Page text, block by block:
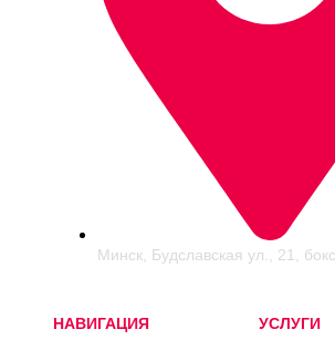
Минск, Будславская ул., 21,
НАВИГАЦИЯ УСЛУГИ